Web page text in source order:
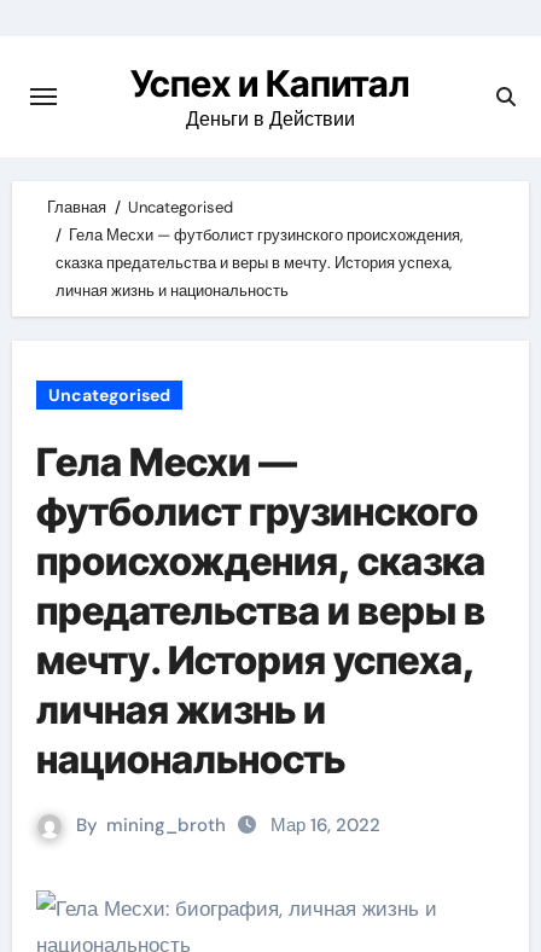
content
Успех и Капитал
Деньги в Действии
Главная
Uncategorised
Гела Месхи — футболист грузинского происхождения,
сказка предательства и веры в мечту. История успеха,
личная жизнь и национальность
Uncategorised
Гела Месхи —
футболист грузинского
происхождения, сказка
предательства и веры в
мечту. История успеха,
личная жизнь и
национальность
By mining_broth Мар 16, 2022